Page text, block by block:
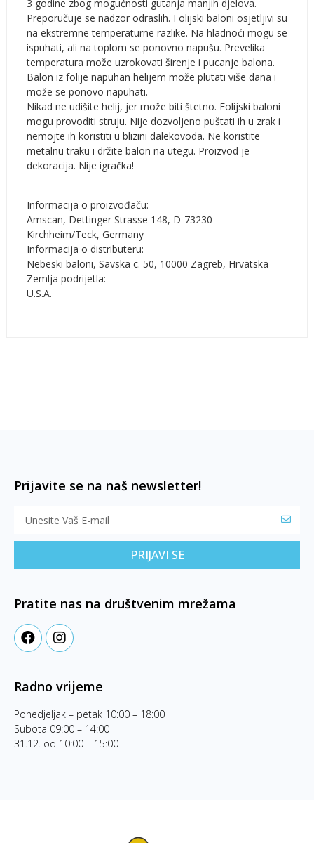
3 godine zbog mogućnosti gutanja manjih djelova.
Preporučuje se nadzor odraslih. Folijski baloni osjetljivi su
na ekstremne temperaturne razlike. Na hladnoći mogu se
ispuhati, ali na toplom se ponovno napušu. Prevelika
temperatura može uzrokovati širenje i pucanje balona.
Balon iz folije napuhan helijem može plutati više dana i
može se ponovo napuhati.
Nikad ne udišite helij, jer može biti štetno. Folijski baloni
mogu provoditi struju. Nije dozvoljeno puštati ih u zrak i
nemojte ih koristiti u blizini dalekovoda. Ne koristite
metalnu traku i držite balon na utegu. Proizvod je
dekoracija. Nije igračka!
Informacija o proizvođaču:
Amscan, Dettinger Strasse 148, D-73230
Kirchheim/Teck, Germany
Informacija o distributeru:
Nebeski baloni, Savska c. 50, 10000 Zagreb, Hrvatska
Zemlja podrijetla:
U.S.A.
Prijavite se na naš newsletter!
PRIJAVI SE
Pratite nas na društvenim mrežama
Radno vrijeme
Ponedjeljak – petak 10:00 – 18:00
Subota 09:00 – 14:00
31.12. od 10:00 – 15:00